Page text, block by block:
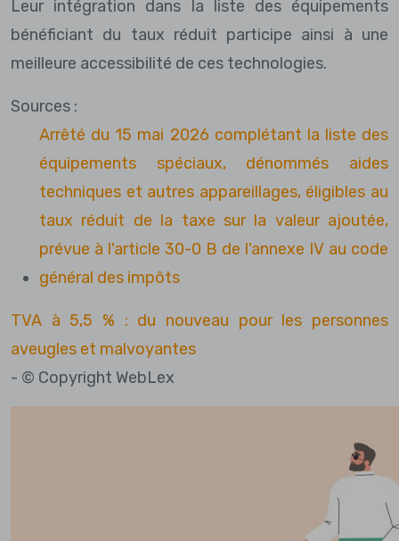
Leur intégration dans la liste des équipements
bénéficiant du taux réduit participe ainsi à une
meilleure accessibilité de ces technologies.
Sources :
Arrêté du 15 mai 2026 complétant la liste des
équipements spéciaux, dénommés aides
techniques et autres appareillages, éligibles au
taux réduit de la taxe sur la valeur ajoutée,
prévue à l'article 30-0 B de l'annexe IV au code
général des impôts
TVA à 5,5 % : du nouveau pour les personnes
aveugles et malvoyantes
- © Copyright WebLex